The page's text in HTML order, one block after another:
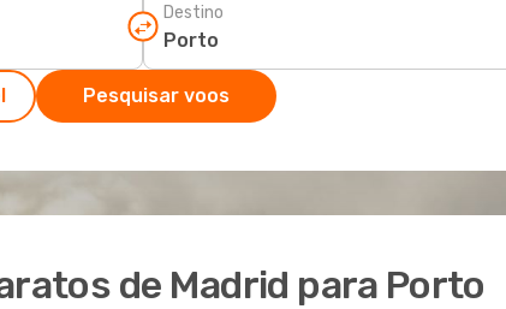
Destino
Pesquisar voos
de Madrid para Porto